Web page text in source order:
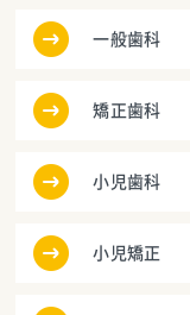
一般歯科
矯正歯科
小児歯科
小児矯正